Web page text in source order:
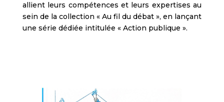
allient leurs compétences et leurs expertises au
sein de la collection « Au fil du débat », en lançant
une série dédiée intitulée « Action publique ».